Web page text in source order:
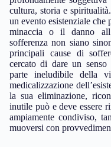
cultura, storia e
un evento esistenziale che
minaccia o il danno
sofferenza non siano
principali cause di
cercato di dare un
parte ineludibile della
medicalizzazione
la sua eliminazione,
inutile può e deve essere
ampiamente condiviso,
muoversi con